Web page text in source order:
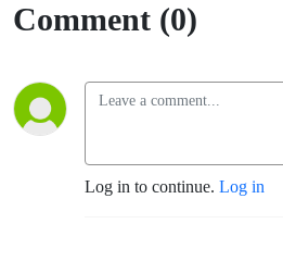
Comment (0)
Log in to continue. Log in